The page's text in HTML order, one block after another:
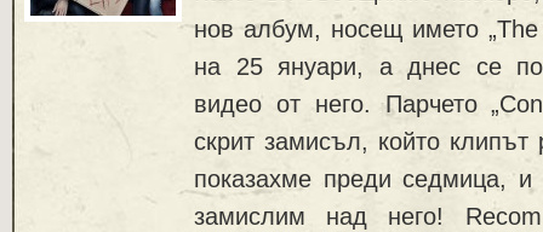
нов албум, носещ името
на 25 януари, а днес се
видео от него. Парчето
скрит замисъл, който клипът
показахме преди седмица,
замислим над него!